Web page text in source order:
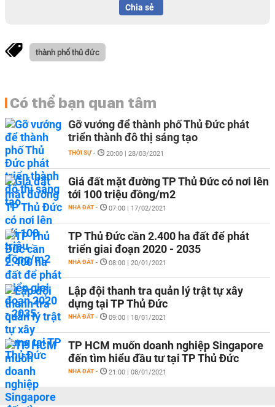
Chia sẻ
thành phố thủ đức
Có thể bạn quan tâm
Gỡ vướng để thành phố Thủ Đức phát
triển thành đô thị sáng tạo
THỜI SỰ - 20:00 | 28/03/2021
Giá đất mặt đường TP Thủ Đức có nơi lên
tới 100 triệu đồng/m2
NHÀ ĐẤT - 07:00 | 17/02/2021
TP Thủ Đức cần 2.400 ha đất để phát
triển giai đoạn 2020 - 2035
NHÀ ĐẤT - 08:00 | 20/01/2021
Lập đội thanh tra quản lý trật tự xây
dựng tại TP Thủ Đức
NHÀ ĐẤT - 09:00 | 18/01/2021
TP HCM muốn doanh nghiệp Singapore
đến tìm hiểu đầu tư tại TP Thủ Đức
NHÀ ĐẤT - 21:00 | 08/01/2021